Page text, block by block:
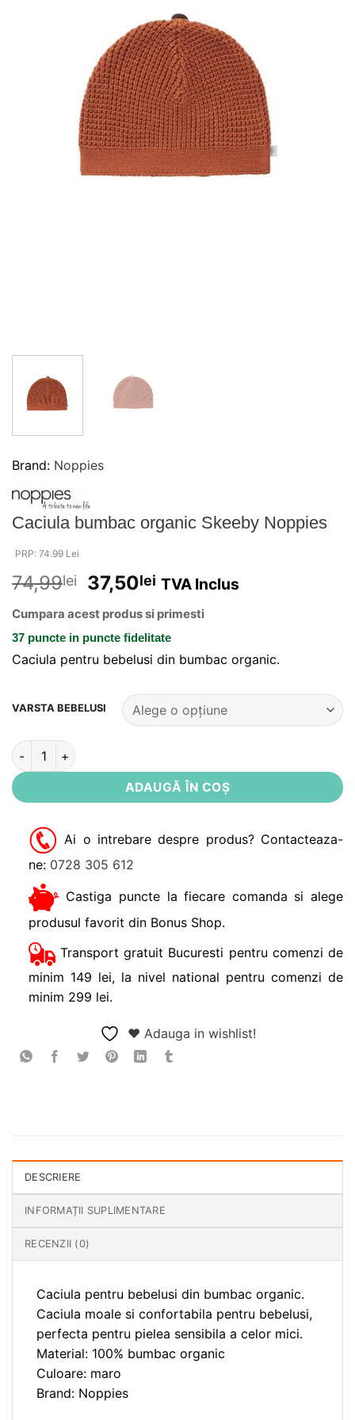
Brand: Noppies
Caciula bumbac organic Skeeby Noppies
PRP: 74.99 Lei
74,99lei 37,50lei TVA Inclus
Cumpara acest produs si primesti
37 puncte in puncte fidelitate
Caciula pentru bebelusi din bumbac organic.
VARSTA BEBELUSI
Cantitate Caciula bumbac organic Skeeby Noppies
ADAUGĂ ÎN COȘ
Ai o intrebare despre produs? Contacteaza-
ne: 0728 305 612
Castiga puncte la fiecare comanda si alege
produsul favorit din Bonus Shop.
Transport gratuit Bucuresti pentru comenzi de
minim 149 lei, la nivel national pentru comenzi de
minim 299 lei.
❤ Adauga in wishlist!
DESCRIERE
INFORMAȚII SUPLIMENTARE
RECENZII (0)
Caciula pentru bebelusi din bumbac organic.
Caciula moale si confortabila pentru bebelusi,
perfecta pentru pielea sensibila a celor mici.
Material: 100% bumbac organic
Culoare: maro
Brand: Noppies